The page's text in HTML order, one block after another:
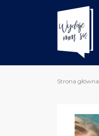
Strona główna